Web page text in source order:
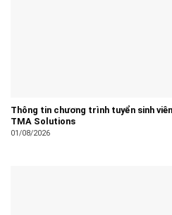
Thông tin chương trình tuyển sinh
TMA Solutions
01/08/2026